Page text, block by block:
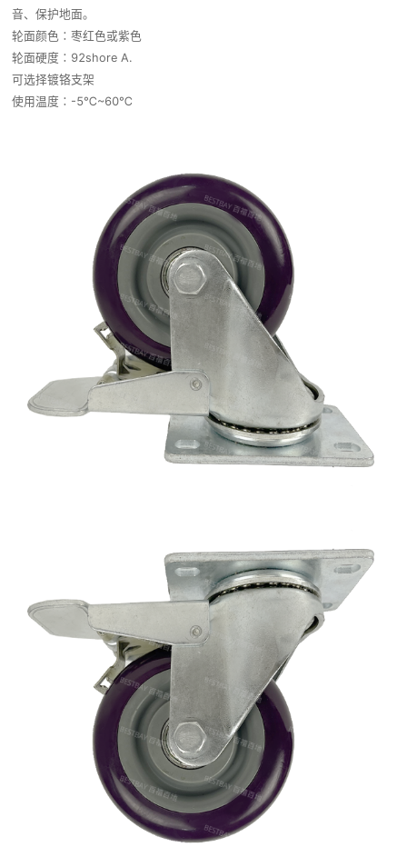
音、保护地面。
轮面颜色∶枣红色或紫色
轮面硬度∶92shore A.
可选择镀铬支架
使用温度∶-5℃~60℃